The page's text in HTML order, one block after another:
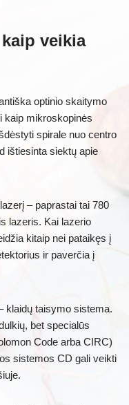
veikia
optinio skaitymo
kaip mikroskopinės
spirale nuo centro
ištiesinta siektų apie
– paprastai tai 780
lazeris. Kai lazerio
kitaip nei pataikęs į
ir paverčia į
klaidų taisymo sistema.
bet specialūs
Code arba CIRC)
sistemos CD gali veikti